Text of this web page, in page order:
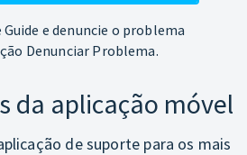
e denuncie o problema
Denunciar Problema.
da aplicação móvel
de suporte para os mais